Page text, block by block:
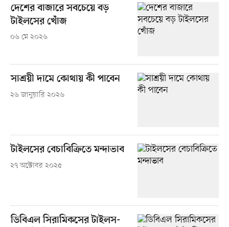
দেশের বাজারে সবচেয়ে বড়
টাইলসের খোঁজ
০৬ মে ২০২৬
সাশ্রয়ী দামে কোথায় কী পাবেন
২৬ জানুয়ারি ২০২৬
টাইলসের বেচাবিক্রিতে মন্দাভাব
২৭ অক্টোবর ২০২৫
ডিবিএল সিরামিকসের টাইলস-